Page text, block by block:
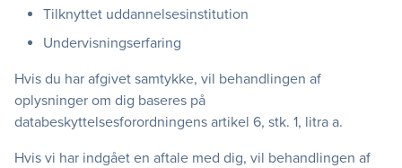
Tilknyttet uddannelsesinstitution
Undervisningserfaring
Hvis du har afgivet samtykke, vil behandlingen af
oplysninger om dig baseres på
databeskyttelsesforordningens artikel 6, stk. 1, litra a.
Hvis vi har indgået en aftale med dig, vil behandlingen af